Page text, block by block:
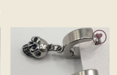
Ajouter
à la
d’envies